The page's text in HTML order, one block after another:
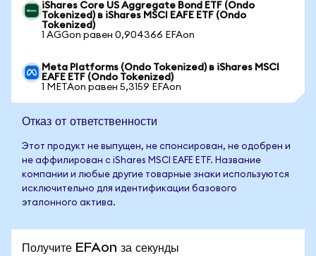
iShares Core US Aggregate Bond ETF (Ondo
Tokenized) в iShares MSCI EAFE ETF (Ondo
Tokenized)
1 AGGon равен 0,904366 EFAon
Meta Platforms (Ondo Tokenized) в iShares MSCI
EAFE ETF (Ondo Tokenized)
1 METAon равен 5,3159 EFAon
Отказ от ответственности
Этот продукт не выпущен, не спонсирован, не одобрен и
не аффилирован с iShares MSCI EAFE ETF. Название
компании и любые другие товарные знаки используются
исключительно для идентификации базового
эталонного актива.
Получите EFAon за секунды